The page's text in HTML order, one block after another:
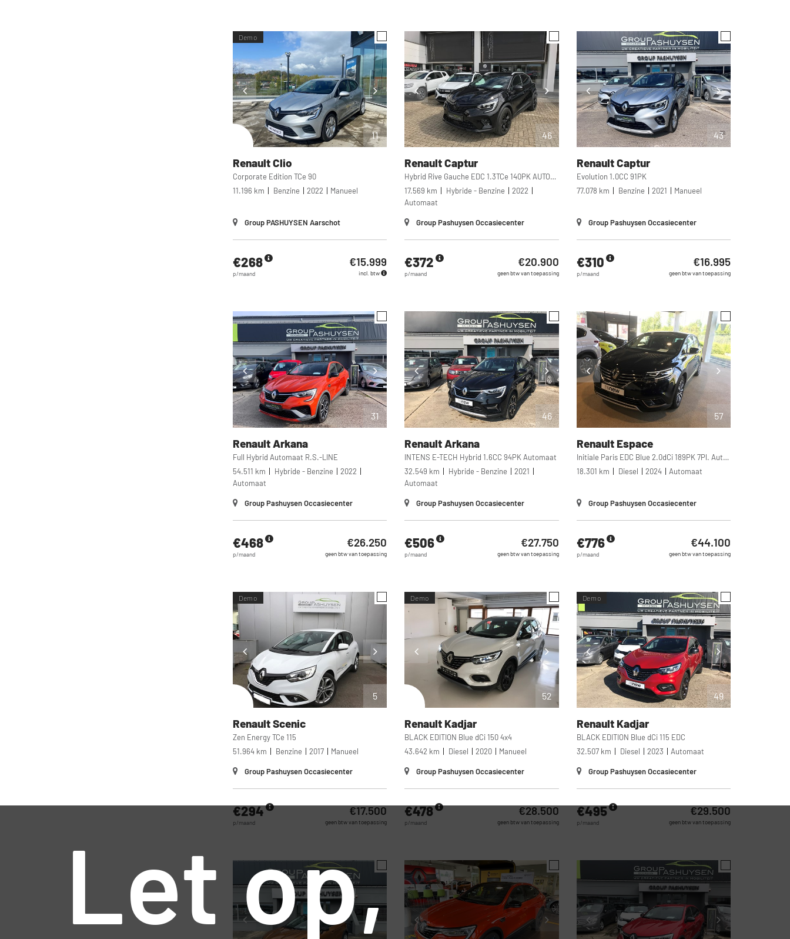
11
Demo
RenaultClio
Corporate Edition TCe 90
11.196 km
Benzine 2022 Manueel
Group PASHUYSEN Aarschot
€268
p/maand
€15.999
incl. btw
46
RenaultCaptur
Hybrid Rive Gauche EDC 1.3TCe 140PK AUTOMAAT
17.569 km
Hybride - Benzine
2022
Automaat
Group Pashuysen Occasiecenter
€372
p/maand
€20.900
geen btw van toepassing
43
RenaultCaptur
Evolution 1.0CC 91PK
77.078 km
Benzine 2021 Manueel
Group Pashuysen Occasiecenter
€310
p/maand
€16.995
geen btw van toepassing
31
Renault Arkana
Full Hybrid Automaat R.S.-LINE
54.511 km
Hybride - Benzine
2022
Automaat
Group Pashuysen Occasiecenter
€468
p/maand
€26.250
geen btw van toepassing
46
Renault Arkana
INTENS E-TECH Hybrid 1.6CC 94PK Automaat
32.549 km
Hybride - Benzine
2021
Automaat
Group Pashuysen Occasiecenter
€506
p/maand
€27.750
geen btw van toepassing
57
Renault Espace
Initiale Paris EDC Blue 2.0dCi 189PK 7Pl. Automaat
18.301 km
Diesel 2024 Automaat
Group Pashuysen Occasiecenter
€776
p/maand
€44.100
geen btw van toepassing
5
Demo
RenaultScenic
Zen Energy TCe 115
51.964 km
Benzine 2017 Manueel
Group Pashuysen Occasiecenter
€294
p/maand
€17.500
geen btw van toepassing
52
Demo
Renault Kadjar
BLACK EDITION Blue dCi 150 4x4
43.642 km
Diesel 2020 Manueel
Group Pashuysen Occasiecenter
€478
p/maand
€28.500
geen btw van toepassing
49
Demo
Renault Kadjar
BLACK EDITION Blue dCi 115 EDC
32.507 km
Diesel 2023 Automaat
Group Pashuysen Occasiecenter
€495
p/maand
€29.500
geen btw van toepassing
Let op,